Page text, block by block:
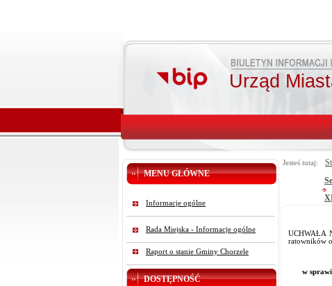
Urząd
MENU GŁÓWNE
Informacje ogólne
Rada Miejska - Informacje ogólne
Raport o stanie Gminy Chorzele
DOSTĘPNOŚĆ
Jesteś tutaj:
UCHWAŁA
ratowników
w